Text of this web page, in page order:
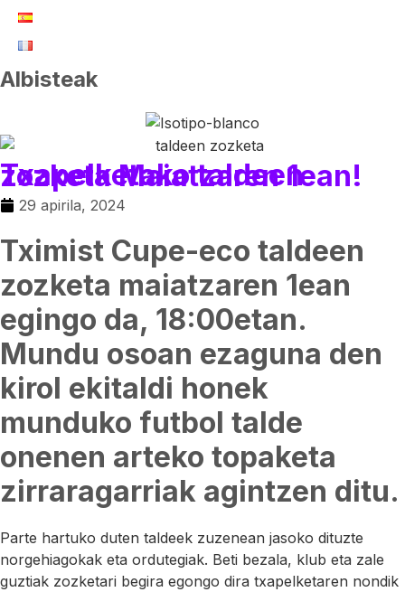
Albisteak
Txapelketako taldeen zozketa Maiatzaren 1ean!
29 apirila, 2024
Tximist Cupe-eco taldeen
zozketa maiatzaren 1ean
egingo da, 18:00etan.
Mundu osoan ezaguna den
kirol ekitaldi honek
munduko futbol talde
onenen arteko topaketa
zirraragarriak agintzen ditu.
Parte hartuko duten taldeek zuzenean jasoko dituzte
norgehiagokak eta ordutegiak. Beti bezala, klub eta zale
guztiak zozketari begira egongo dira txapelketaren nondik